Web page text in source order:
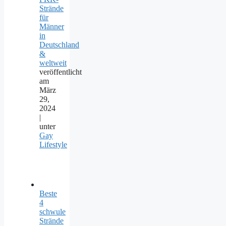
Strände
für
Männer
in
Deutschland
&
weltweit
veröffentlicht
am
März
29,
2024
|
unter
Gay
Lifestyle
Beste
4
schwule
Strände